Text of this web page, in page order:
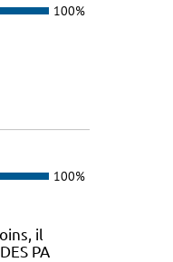
100%
100%
il
PA